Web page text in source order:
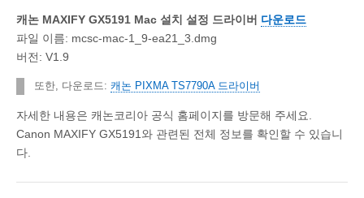
캐논 MAXIFY GX5191 Mac 설치 설정 드라이버 다운로드
파일 이름: mcsc-mac-1_9-ea21_3.dmg
버전: V1.9
또한, 다운로드: 캐논 PIXMA TS7790A 드라이버
자세한 내용은 캐논코리아 공식 홈페이지를 방문해 주세요.
Canon MAXIFY GX5191와 관련된 전체 정보를 확인할 수 있습니
다.